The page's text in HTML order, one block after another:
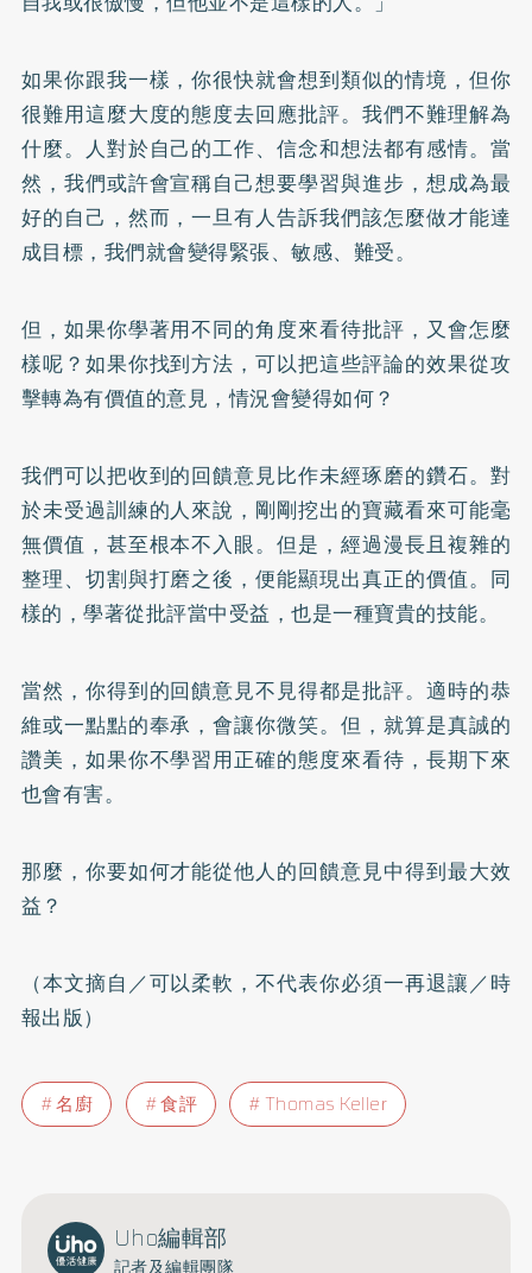
如果你跟我一樣，你很快就會想到類似的情境，但你
很難用這麼大度的態度去回應批評。我們不難理解為
什麼。人對於自己的工作、信念和想法都有感情。當
然，我們或許會宣稱自己想要學習與進步，想成為最
好的自己，然而，一旦有人告訴我們該怎麼做才能達
成目標，我們就會變得緊張、敏感、難受。
但，如果你學著用不同的角度來看待批評，又會怎麼
樣呢？如果你找到方法，可以把這些評論的效果從攻
擊轉為有價值的意見，情況會變得如何？
我們可以把收到的回饋意見比作未經琢磨的鑽石。對
於未受過訓練的人來說，剛剛挖出的寶藏看來可能毫
無價值，甚至根本不入眼。但是，經過漫長且複雜的
整理、切割與打磨之後，便能顯現出真正的價值。同
樣的，學著從批評當中受益，也是一種寶貴的技能。
當然，你得到的回饋意見不見得都是批評。適時的恭
維或一點點的奉承，會讓你微笑。但，就算是真誠的
讚美，如果你不學習用正確的態度來看待，長期下來
也會有害。
那麼，你要如何才能從他人的回饋意見中得到最大效
益？
（本文摘自／可以柔軟，不代表你必須一再退讓／時
報出版）
名廚 食評 Thomas Keller
Uho編輯部
記者及編輯團隊